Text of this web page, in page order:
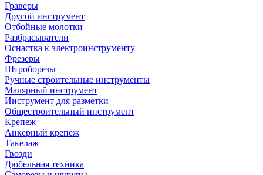
Граверы
Другой инструмент
Отбойные молотки
Разбрасыватели
Оснастка к электроинструменту
Фрезеры
Штроборезы
Ручные строительные инструменты
Малярный инструмент
Инструмент для разметки
Общестроительный инструмент
Крепеж
Анкерный крепеж
Такелаж
Гвозди
Дюбельная техника